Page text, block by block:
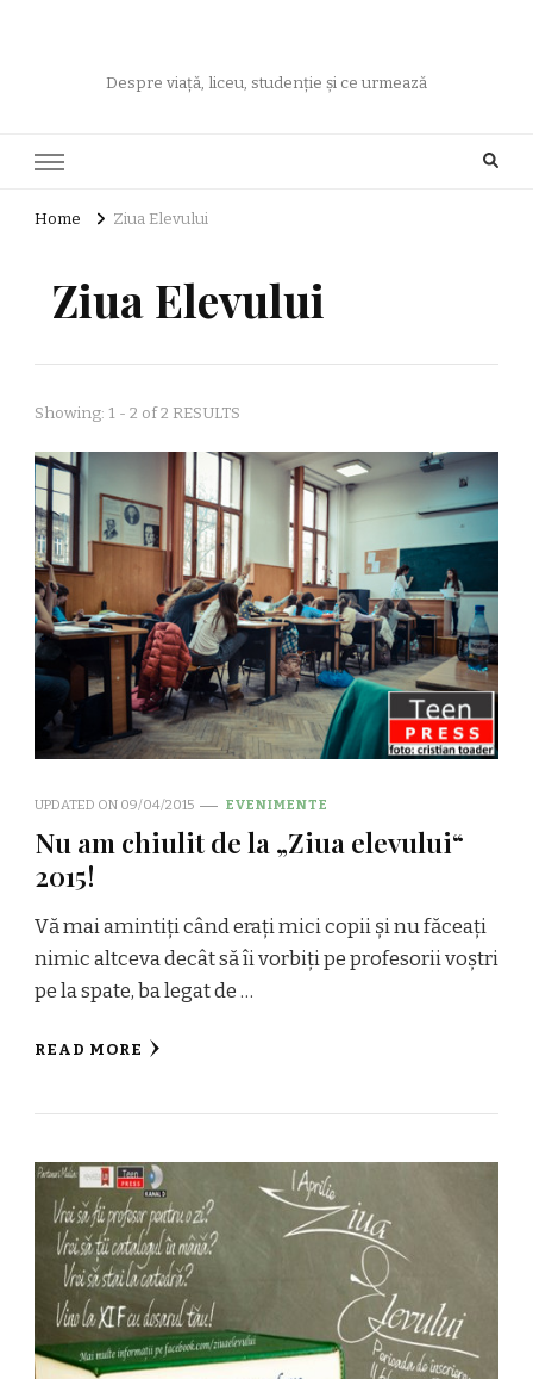
Despre viață, liceu, studenție și ce urmează
Home Ziua Elevului
Ziua Elevului
Showing: 1 - 2 of 2 RESULTS
UPDATED ON 09/04/2015 EVENIMENTE
Nu am chiulit de la „Ziua elevului“
2015!
Vă mai amintiți când erați mici copii și nu făceați
nimic altceva decât să îi vorbiți pe profesorii voștri
pe la spate, ba legat de …
READ MORE